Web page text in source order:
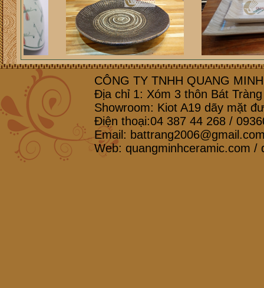
CÔNG TY TNHH QUANG
Địa chỉ 1: Xóm 3 thôn Bát
Showroom: Kiot A19 dãy mặt
Điện thoại:04 387 44 268 /
Email:
Web: quangminhceramic.com /